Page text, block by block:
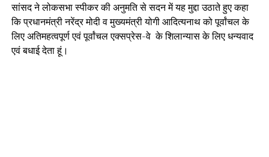
सांसद ने लोकसभा स्पीकर की अनुमति से सदन में यह मुद्दा उठाते हुए कहा
कि प्रधानमंत्री नरेंद्र मोदी व मुख्यमंत्री योगी आदित्यनाथ को पूर्वांचल के
लिए अतिमहत्वपूर्ण एवं पूर्वांचल एक्सप्रेस-वे के शिलान्यास के लिए धन्यवाद
एवं बधाई देता हूं।